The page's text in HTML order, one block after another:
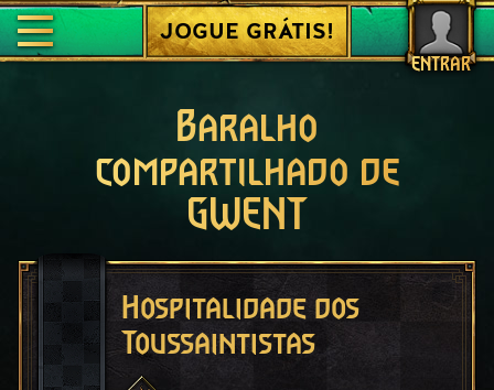
ENTRAR
JOGUE GRÁTIS!
Baralho
compartilhado de
GWENT
Hospitalidade dos
Toussaintistas